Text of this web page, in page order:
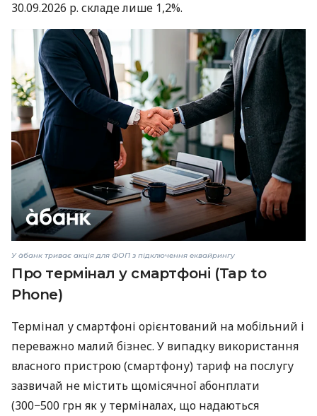
30.09.2026 р. складе лише 1,2%.
У àбанк триває акція для ФОП з підключення еквайрингу
Про термінал у смартфоні (Tap to
Phone)
Термінал у смартфоні орієнтований на мобільний і
переважно малий бізнес. У випадку використання
власного пристрою (смартфону) тариф на послугу
зазвичай не містить щомісячної абонплати
(300−500 грн як у терміналах, що надаються